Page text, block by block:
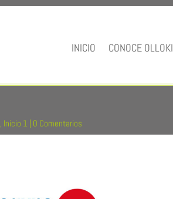
INICIO CONOCE OLLOKI
, Inicio 1 0 Comentarios